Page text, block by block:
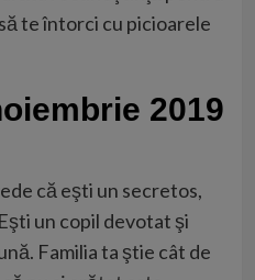
te întorci cu picioarele
2019
că eşti un secretos,
un copil devotat şi
Familia ta ştie cât de